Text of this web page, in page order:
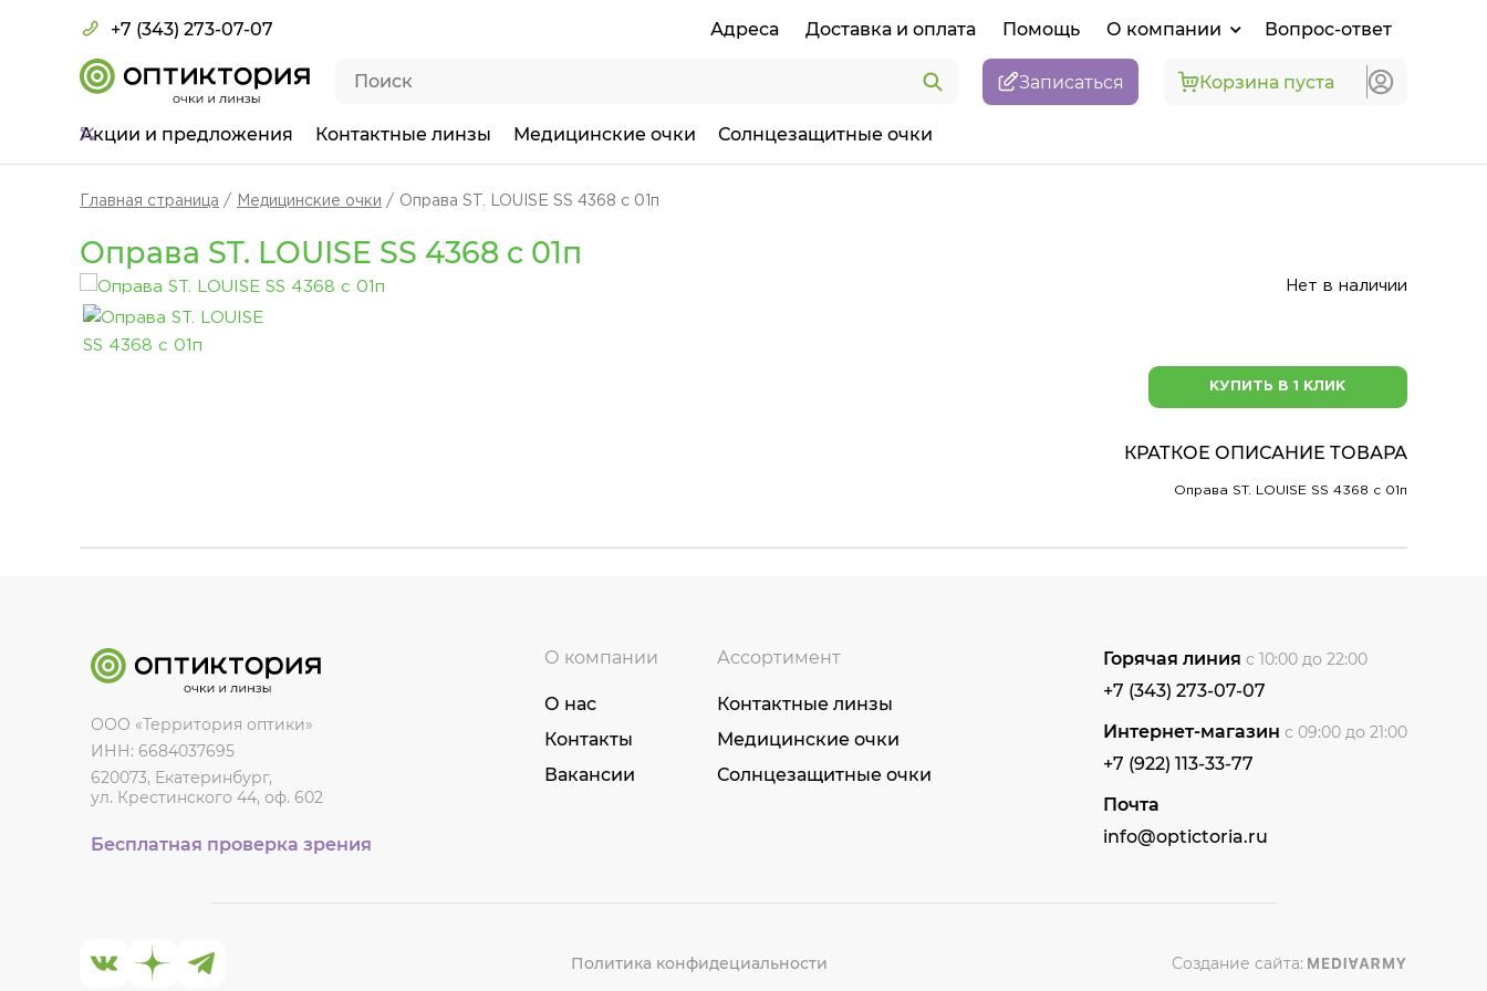
+7 (343) 273-07-07 Адреса Доставка и оплата Помощь О компании Вопрос-ответ
Записаться Корзина пуста
Акции и предложения Контактные линзы Медицинские очки Солнцезащитные очки
Главная страница Медицинские очки Оправа ST. LOUISE SS 4368 c 01п
Оправа ST. LOUISE SS 4368 c 01п
Нет в наличии
КУПИТЬ В 1 КЛИК
КРАТКОЕ ОПИСАНИЕ ТОВАРА
Оправа ST. LOUISE SS 4368 c 01п
ООО «Территория оптики»
ИНН: 6684037695
620073, Екатеринбург,
ул. Крестинского 44, оф. 602
Бесплатная проверка зрения
О компании
О нас
Контакты
Вакансии
Ассортимент
Контактные линзы
Медицинские очки
Солнцезащитные очки
Горячая линия с 10:00 до 22:00
+7 (343) 273-07-07
Интернет-магазин с 09:00 до 21:00
+7 (922) 113-33-77
Почта
info@optictoria.ru
Политика конфидециальности Создание сайта: